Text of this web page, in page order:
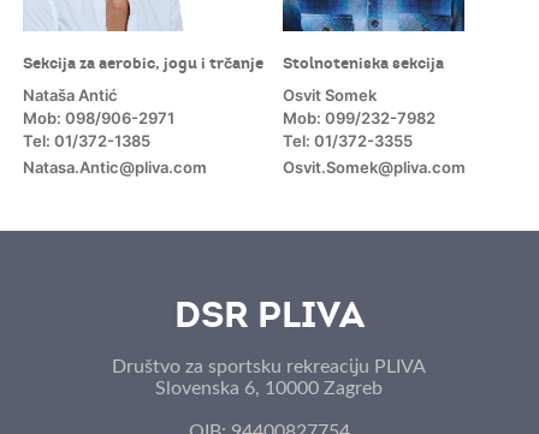
Sekcija za aerobic, jogu i trčanje
Nataša Antić
Mob: 098/906-2971
Tel: 01/372-1385
Natasa.Antic@pliva.com
Stolnoteniska sekcija
Osvit Somek
Mob: 099/232-7982
Tel: 01/372-3355
Osvit.Somek@pliva.com
DSR PLIVA
Društvo za sportsku rekreaciju PLIVA
Slovenska 6, 10000 Zagreb